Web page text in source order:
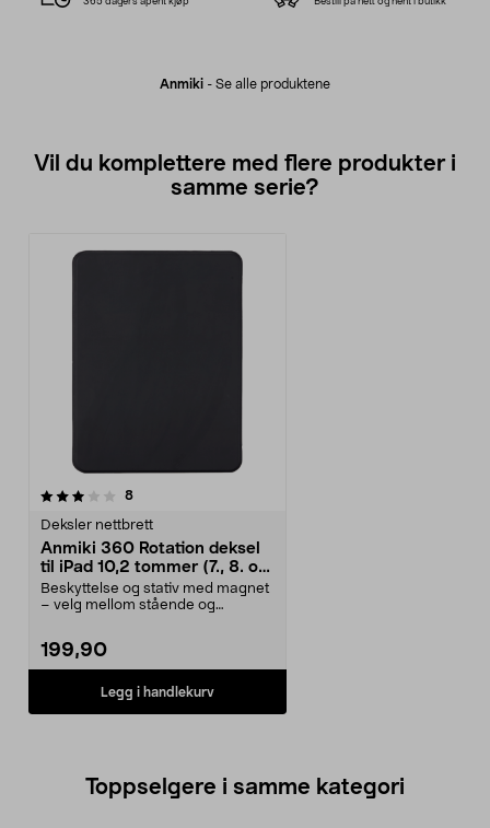
Anmiki - Se alle produktene
Vil du komplettere med flere produkter i
samme serie?
8anmeldelser
Deksler nettbrett
Anmiki 360 Rotation deksel
til iPad 10,2 tommer (7., 8. og
9. generasjon)
Beskyttelse og stativ med magnet
– velg mellom stående og
199,90
Legg i handlekurv
Toppselgere i samme kategori